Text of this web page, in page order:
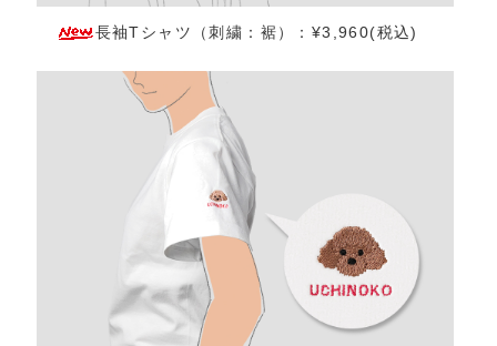
長袖Tシャツ（刺繍：裾）：¥3,960(税込)